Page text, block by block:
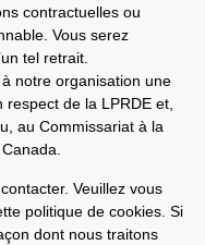
contractuelles ou
Vous serez
tel retrait.
notre organisation une
de la LPRDE et,
au Commissariat à la
Veuillez vous
politique de cookies. Si
dont nous traitons